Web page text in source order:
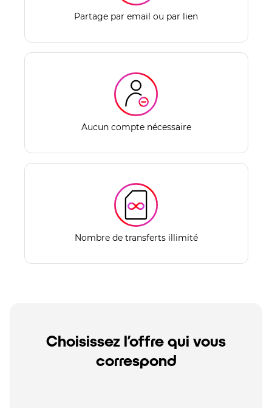
Partage par email ou par lien
Aucun compte nécessaire
Nombre de transferts illimité
Choisissez l’offre qui vous
correspond